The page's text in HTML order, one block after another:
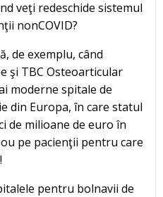
veţi redeschide sistemul
nonCOVID?
de exemplu, când
şi TBC Osteoarticular
moderne spitale de
din Europa, în care statul
de milioane de euro în
pe pacienţii pentru care
pentru bolnavii de